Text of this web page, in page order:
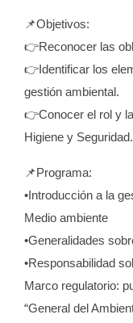
📌Objetivos:
👉Reconocer las
👉Identificar los
gestión ambiental.
👉Conocer el rol y
Higiene y Seguridad.
📌Programa:
•Introducción a la
Medio ambiente
•Generalidades
•Responsabilidad
Marco regulatorio:
“General del